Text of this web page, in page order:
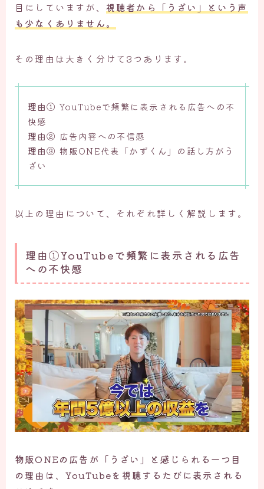
目にしていますが、 視聴者から「うざい」という声
も少なくありません。
その理由は大きく分けて3つあります。
理由① YouTubeで頻繁に表示される広告への不
快感
理由② 広告内容への不信感
理由③ 物販ONE代表「かずくん」の話し方がう
ざい
以上の理由について、それぞれ詳しく解説します。
理由①YouTubeで頻繁に表示される広告
への不快感
物販ONEの広告が「うざい」と感じられる一つ目
の理由 は、YouTubeを視聴するたびに表示される